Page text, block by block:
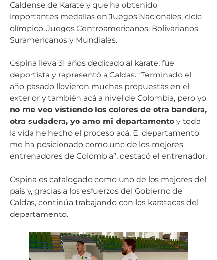
Caldense de Karate y que ha obtenido
importantes medallas en Juegos Nacionales, ciclo
olímpico, Juegos Centroamericanos, Bolivarianos
Suramericanos y Mundiales.
Ospina lleva 31 años dedicado al karate, fue
deportista y representó a Caldas. “Terminado el
año pasado llovieron muchas propuestas en el
exterior y también acá a nivel de Colombia, pero yo
no me veo vistiendo los colores de otra bandera,
otra sudadera, yo amo mi departamento y toda
la vida he hecho el proceso acá. El departamento
me ha posicionado como uno de los mejores
entrenadores de Colombia”, destacó el entrenador.
Ospina es catalogado como uno de los mejores del
país y, gracias a los esfuerzos del Gobierno de
Caldas, continúa trabajando con los karatecas del
departamento.